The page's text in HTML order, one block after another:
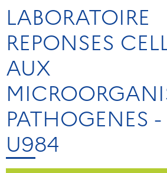
LABORATOIRE
REPONSES
AUX
PATHOGENES
U984